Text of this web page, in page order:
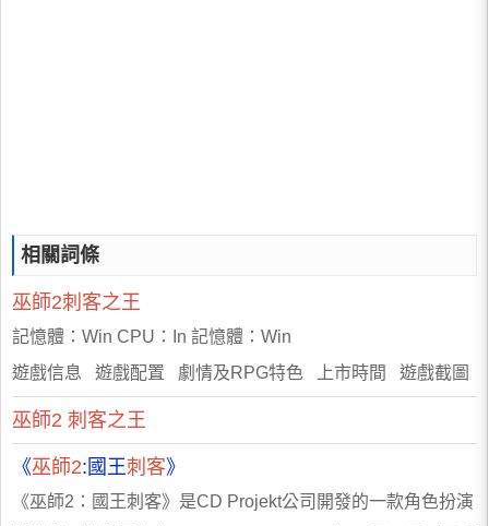
相關詞條
巫師2刺客之王
記憶體：Win CPU：In 記憶體：Win
遊戲信息 遊戲配置 劇情及RPG特色 上市時間 遊戲截圖
巫師2 刺客之王
《巫師2:國王刺客》
《巫師2：國王刺客》是CD Projekt公司開發的一款角色扮演